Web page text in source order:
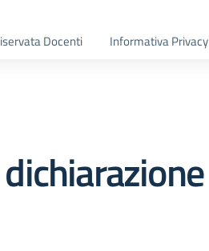
Docenti Informativa Privacy